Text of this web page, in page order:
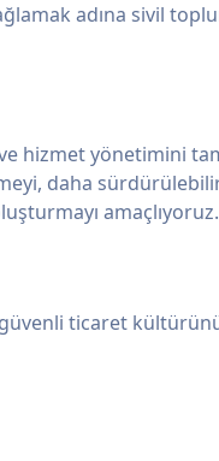
adına sivil
hizmet yönetimini
daha
amaçlıyoruz.
ticaret